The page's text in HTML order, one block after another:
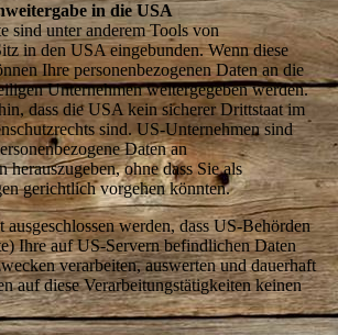
in die USA
sind unter anderem Tools von
in den USA eingebunden. Wenn diese
Ihre personenbezogenen Daten an die
Unternehmen weitergegeben werden.
dass die USA kein sicherer Drittstaat im
sind. US-Unternehmen sind
Daten an
herauszugeben, ohne dass Sie als
gerichtlich vorgehen könnten.
ausgeschlossen werden, dass US-Behörden
Ihre auf US-Servern befindlichen Daten
verarbeiten, auswerten und dauerhaft
auf diese Verarbeitungstätigkeiten keinen